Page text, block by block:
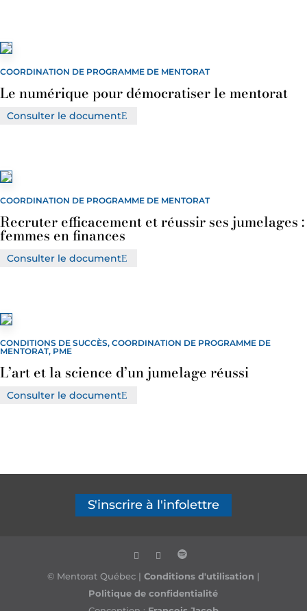
COORDINATION DE PROGRAMME DE MENTORAT
Le numérique pour démocratiser le mentorat
Consulter le document
COORDINATION DE PROGRAMME DE MENTORAT
Recruter efficacement et réussir ses jumelages :
femmes en finances
Consulter le document
CONDITIONS DE SUCCÈS, COORDINATION DE PROGRAMME DE
MENTORAT, PME
L’art et la science d’un jumelage réussi
Consulter le document
S'inscrire à l'infolettre
© Mentorat Québec | Conditions d'utilisation |
Politique de confidentialité